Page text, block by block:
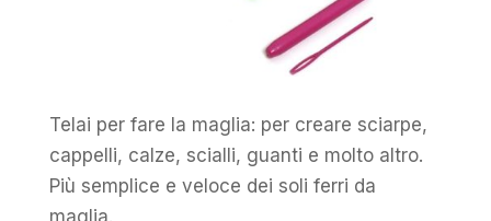
Telai per fare la maglia: per creare sciarpe,
cappelli, calze, scialli, guanti e molto altro.
Più semplice e veloce dei soli ferri da
maglia.